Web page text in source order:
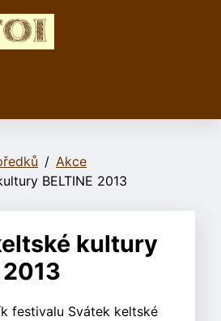
Akce
BELTINE 2013
kultury
2013
festivalu Svátek keltské